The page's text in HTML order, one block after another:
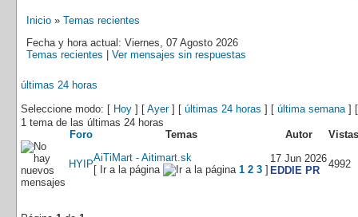
Inicio » Temas recientes
Fecha y hora actual: Viernes, 07 Agosto 2026
Temas recientes
Ver mensajes sin respuestas
últimas 24 horas
Seleccione modo: [ Hoy ] [ Ayer] [ últimas 24 horas ] [ última semana]
1 tema de las últimas 24 horas
Foro
Temas Autor Vistas
HYIP
AiTiMart - Aitimart.sk
[ Ir a la página
1 2 3 ]
17 Jun 2026
EDDIE PR
4992